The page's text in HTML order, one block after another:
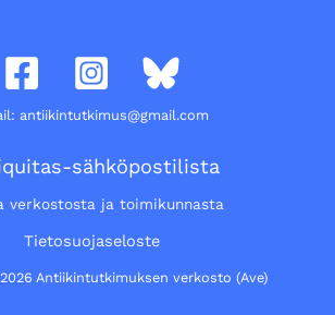
antiikintutkimus@gmail.com
sähköpostilista
verkostosta ja toimikunnasta
Tietosuojaseloste
Antiikintutkimuksen verkosto (Ave)